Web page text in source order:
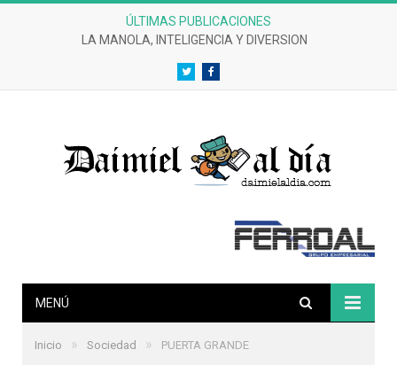
ÚLTIMAS PUBLICACIONES
LA MANOLA, INTELIGENCIA Y DIVERSION
TwitterFacebook
MENÚ
Inicio » Sociedad » PUERTA GRANDE